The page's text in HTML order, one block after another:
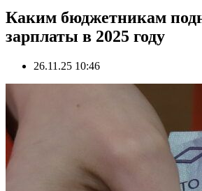
Каким бюджетникам
зарплаты в 2025 году
26.11.25 10:46